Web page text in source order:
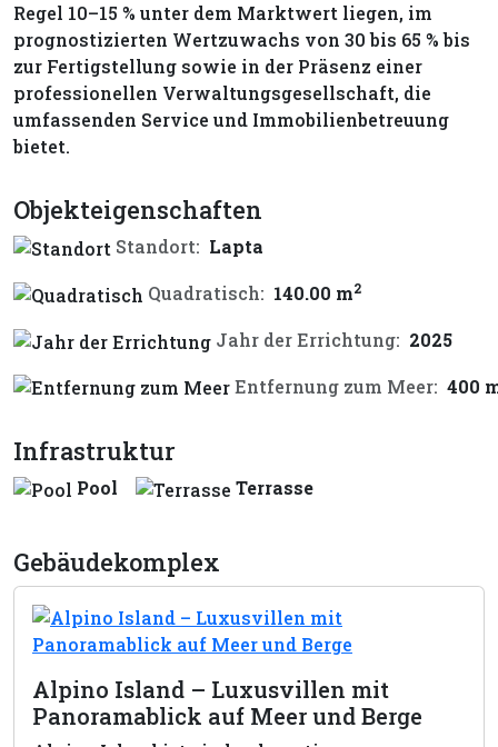
Regel 10–15 % unter dem Marktwert liegen, im
prognostizierten Wertzuwachs von 30 bis 65 % bis
zur Fertigstellung sowie in der Präsenz einer
professionellen Verwaltungsgesellschaft, die
umfassenden Service und Immobilienbetreuung
bietet.
Objekteigenschaften
Standort: Lapta
Quadratisch: 140.00 m2
Jahr der Errichtung: 2025
Entfernung zum Meer: 400
Infrastruktur
Pool Terrasse
Gebäudekomplex
Alpino Island – Luxusvillen mit
Panoramablick auf Meer und Berge